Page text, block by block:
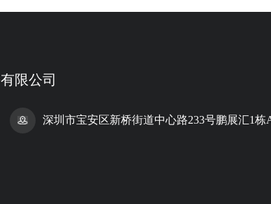
限公司
深圳市宝安区新桥街道中心路233号鹏展汇1栋